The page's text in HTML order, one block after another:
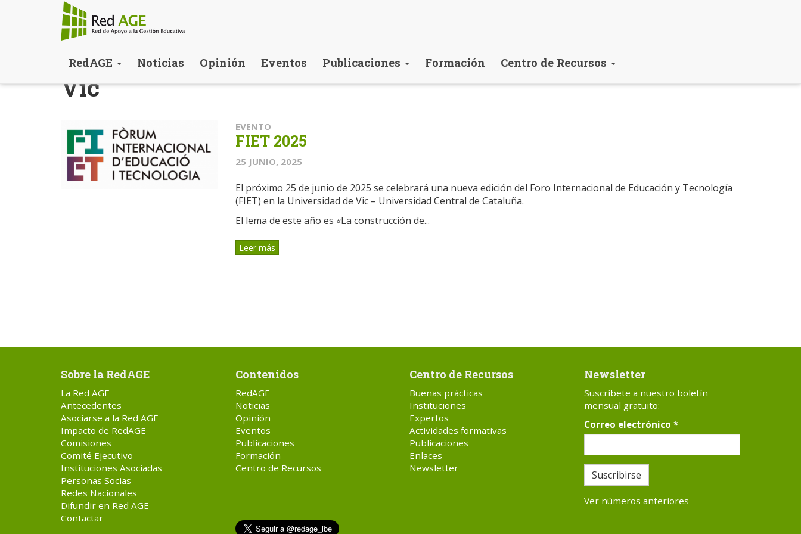
contenido
RedAGE Noticias Opinión Eventos Publicaciones Formación Centro de Recursos
Vic
EVENTO
FIET 2025
25 JUNIO, 2025
El próximo 25 de junio de 2025 se celebrará una nueva edición del Foro Internacional de Educación y Tecnología
(FIET) en la Universidad de Vic – Universidad Central de Cataluña.
El lema de este año es «La construcción de...
Leer más
Sobre la RedAGE
La Red AGE
Antecedentes
Asociarse a la Red AGE
Impacto de RedAGE
Comisiones
Comité Ejecutivo
Instituciones Asociadas
Personas Socias
Redes Nacionales
Difundir en Red AGE
Contactar
Contenidos
RedAGE
Noticias
Opinión
Eventos
Publicaciones
Formación
Centro de Recursos
Centro de Recursos
Buenas prácticas
Instituciones
Expertos
Actividades formativas
Publicaciones
Enlaces
Newsletter
Newsletter
Suscríbete a nuestro boletín
mensual gratuito:
Correo electrónico *
Suscribirse
Ver números anteriores